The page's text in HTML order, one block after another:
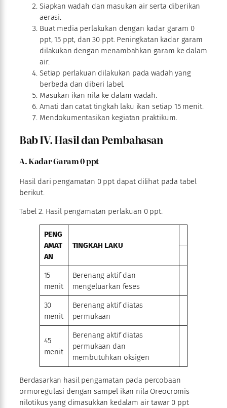
Siapkan wadah dan masukan air serta diberikan
aerasi.
Buat media perlakukan dengan kadar garam 0
ppt, 15 ppt, dan 30 ppt. Peningkatan kadar garam
dilakukan dengan menambahkan garam ke dalam
air.
Setiap perlakuan dilakukan pada wadah yang
berbeda dan diberi label.
Masukan ikan nila ke dalam wadah.
Amati dan catat tingkah laku ikan setiap 15 menit.
Mendokumentasikan kegiatan praktikum.
Bab IV. Hasil dan Pembahasan
A. Kadar Garam 0 ppt
Hasil dari pengamatan 0 ppt dapat dilihat pada tabel
berikut.
Tabel 2. Hasil pengamatan perlakuan 0 ppt.
PENG
AMAT
AN
TINGKAH LAKU
15
menit
Berenang aktif dan
mengeluarkan feses
30
menit
Berenang aktif diatas
permukaan
45
menit
Berenang aktif diatas
permukaan dan
membutuhkan oksigen
Berdasarkan hasil pengamatan pada percobaan
ormoregulasi dengan sampel ikan nila Oreocromis
nilotikus yang dimasukkan kedalam air tawar 0 ppt